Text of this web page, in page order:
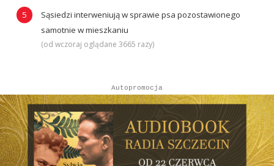
Sąsiedzi interweniują w sprawie psa pozostawionego
samotnie w mieszkaniu
(od wczoraj oglądane 3665 razy)
Autopromocja